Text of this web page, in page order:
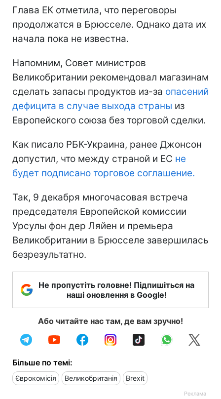
Глава ЕК отметила, что переговоры
продолжатся в Брюсселе. Однако дата их
начала пока не известна.
Напомним, Совет министров
Великобритании рекомендовал магазинам
сделать запасы продуктов из-за опасений
дефицита в случае выхода страны из
Европейского союза без торговой сделки.
Как писало РБК-Украина, ранее Джонсон
допустил, что между страной и ЕС не
будет подписано торговое соглашение.
Так, 9 декабря многочасовая встреча
председателя Европейской комиссии
Урсулы фон дер Ляйен и премьера
Великобритании в Брюсселе завершилась
безрезультатно.
Не пропустіть головне! Підпишіться на
наші оновлення в Google!
Або читайте нас там, де вам зручно!
Більше по темі:
Єврокомісія Великобританія Brexit